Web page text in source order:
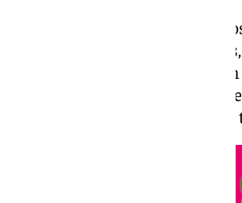
Los blanquiazules llegan tras
Cádiz. El conjunto de
victoriosa en el reencuentro
positivas, lo cierto es que
que la presión por conseguir